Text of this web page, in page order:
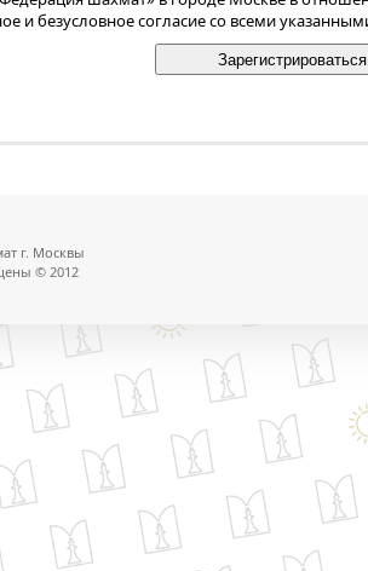
и безусловное согласие со всеми
г. Москвы
© 2012